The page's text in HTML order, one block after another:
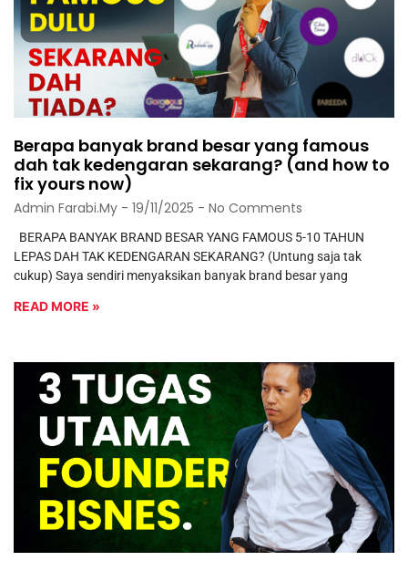
Berapa banyak brand besar yang famous
dah tak kedengaran sekarang? (and how to
fix yours now)
Admin Farabi.my 19/11/2025 No Comments
BERAPA BANYAK BRAND BESAR YANG FAMOUS 5-10 TAHUN
LEPAS DAH TAK KEDENGARAN SEKARANG? (Untung saja tak
cukup) Saya sendiri menyaksikan banyak brand besar yang
READ MORE »